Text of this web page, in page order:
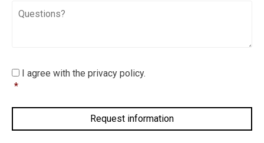
I
agree
I agree with the privacy policy.
*